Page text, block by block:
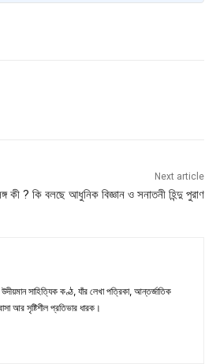
Next article
কী ? কি বলছে আধুনিক বিজ্ঞান ও সনাতনী হিন্দু পুরাণ
সাহিত্যিক কণ্ঠ, যাঁর লেখা পত্রিকা, আন্তর্জাতিক
আর সৃষ্টিশীল প্রতিভার ধারক।